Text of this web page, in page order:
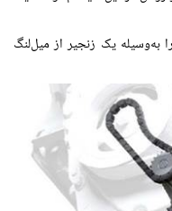
به‌وسیله یک زنجیر از میل‌لنگ